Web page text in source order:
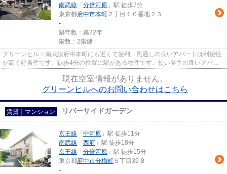
南武線 「 分倍河原 」駅 徒歩7分
東京都府中市本町 ２丁目１０番地２３
-
築年数：築22年
階数：2階建
グリーンヒル：南武線府中本町にも近くて便利。風通しの良いアパートは利便性
が高く好条件です。徒歩4分の位置に駅がある物件です。使い勝手の良いアパー
現在空室情報がありません。
グリーンヒルへのお問い合わせはこちら
賃貸｜マンション リバーサイドガーデン
京王線 「 中河原 」駅 徒歩11分
南武線 「 西府 」駅 徒歩18分
京王線 「 分倍河原 」駅 徒歩15分
東京都府中市分梅町 ５丁目39-8
-